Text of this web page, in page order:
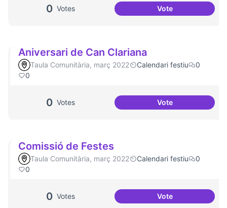
0 Votes VoteMés Festa Major!
Aniversari de Can Clariana
Taula Comunitària, març 2022 Calendari festiu
0
0
0 Votes VoteAniversari de Can
Comissió de Festes
Taula Comunitària, març 2022 Calendari festiu
0
0
0 Votes VoteComissió de